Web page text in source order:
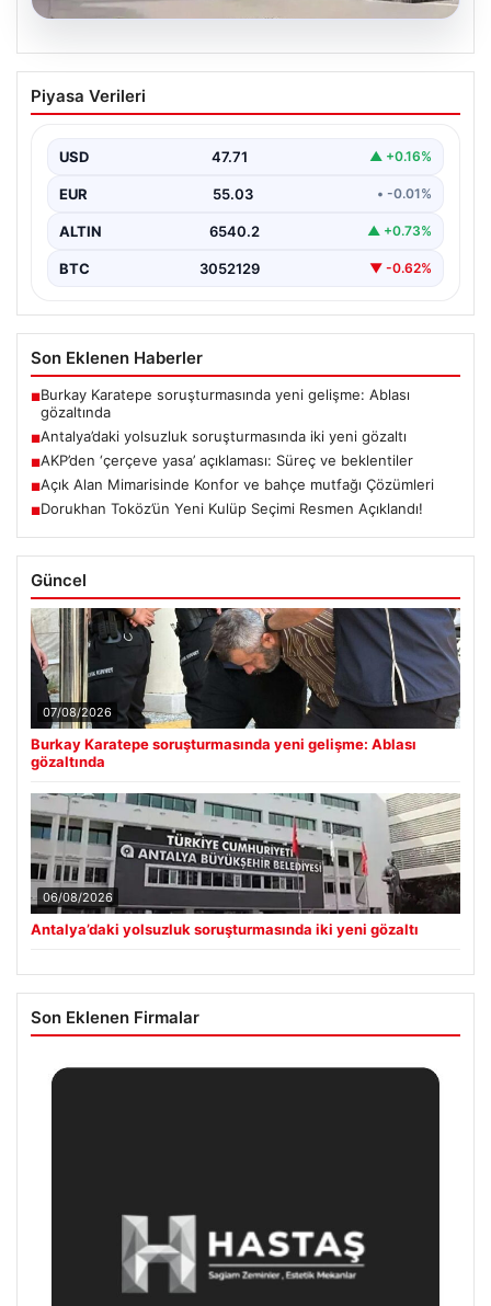
Antalya’daki yolsuzluk soruşturmasında
iki yeni gözaltı
Piyasa Verileri
USD 47.71 ▲ +0.16%
EUR 55.03 • -0.01%
ALTIN 6540.2 ▲ +0.73%
BTC 3052129 ▼ -0.62%
Son Eklenen Haberler
■Burkay Karatepe soruşturmasında yeni gelişme: Ablası
gözaltında
■Antalya’daki yolsuzluk soruşturmasında iki yeni gözaltı
■AKP’den ‘çerçeve yasa’ açıklaması: Süreç ve beklentiler
■Açık Alan Mimarisinde Konfor ve bahçe mutfağı Çözümleri
■Dorukhan Toköz’ün Yeni Kulüp Seçimi Resmen Açıklandı!
Güncel
07/08/2026
Burkay Karatepe soruşturmasında yeni gelişme: Ablası
gözaltında
06/08/2026
Antalya’daki yolsuzluk soruşturmasında iki yeni gözaltı
Son Eklenen Firmalar